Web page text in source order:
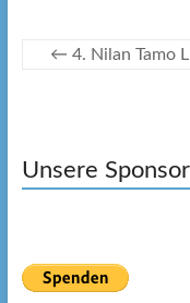
← 4. Nilan Tamo
Unsere